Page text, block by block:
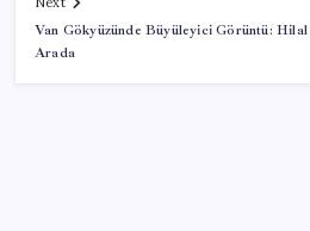
Van Gökyüzünde Büyüleyici Görüntü:
Arada